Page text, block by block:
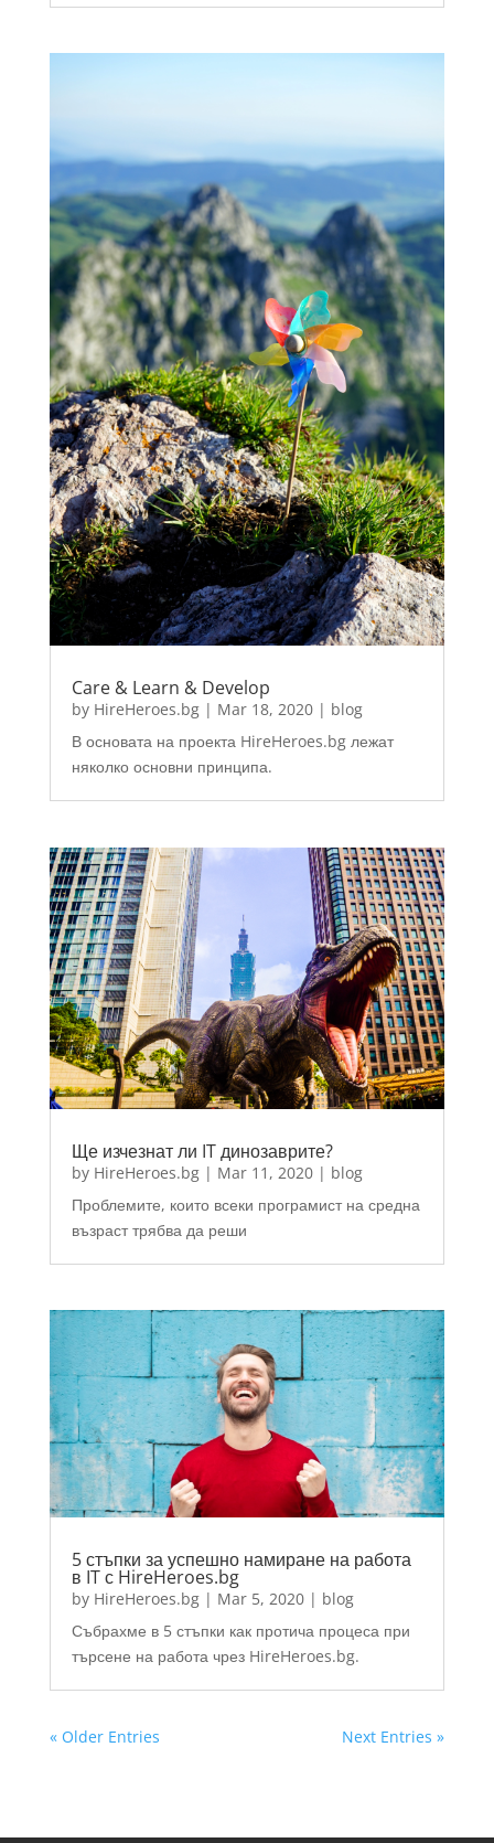
Care & Learn & Develop
by HireHeroes.bg| Mar 18, 2020| blog
В основата на проекта HireHeroes.bg лежат
няколко основни принципа.
Ще изчезнат ли IT динозаврите?
by HireHeroes.bg| Mar 11, 2020| blog
Проблемите, които всеки програмист на средна
възраст трябва да реши
5 стъпки за успешно намиране на работа
в IT с HireHeroes.bg
by HireHeroes.bg| Mar 5, 2020| blog
Събрахме в 5 стъпки как протича процеса при
търсене на работа чрез HireHeroes.bg.
« Older Entries Next Entries »